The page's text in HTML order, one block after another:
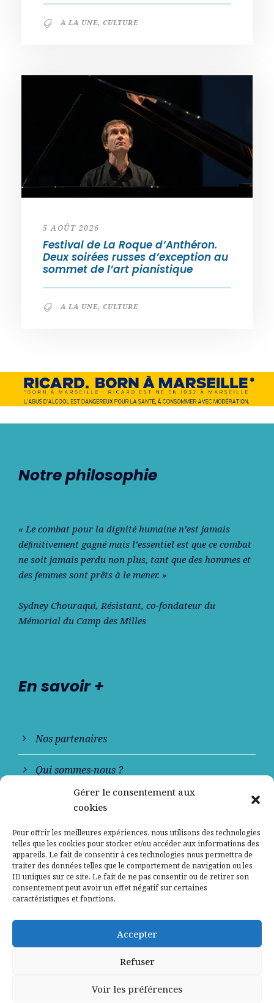
Gérer le consentement aux
cookies
Pour offrir les meilleures expériences, nous utilisons des technologies
telles que les cookies pour stocker et/ou accéder aux informations des
appareils. Le fait de consentir à ces technologies nous permettra de
traiter des données telles que le comportement de navigation ou les
ID uniques sur ce site. Le fait de ne pas consentir ou de retirer son
consentement peut avoir un effet négatif sur certaines
caractéristiques et fonctions.
Accepter
Refuser
Voir les préférences
A LA UNE, CULTURE
5 AOÛT 2026
Festival de La Roque d’Anthéron.
Deux soirées russes d’exception au
sommet de l’art pianistique
A LA UNE, CULTURE
Notre philosophie
« Le combat pour la dignité humaine n’est jamais
déﬁnitivement gagné mais l’essentiel est que ce combat
ne soit jamais perdu non plus, tant que des hommes et
des femmes sont prêts à le mener. »
Sydney Chouraqui, Résistant, co-fondateur du
Mémorial du Camp des Milles
En savoir +
Nos partenaires
Qui sommes-nous ?
Contactez-nous
Mentions légales
Politique de confidentialité